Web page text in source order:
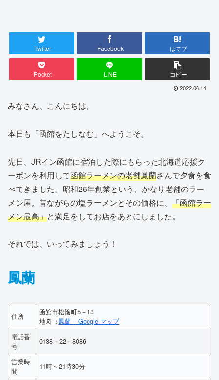
Twitter Facebook はてブ
Pocket LINE コピー
2022.06.14
みなさん、こんにちは。
本日も「函館をたしなむ」へようこそ。
先日、JRイン函館に宿泊した際にもらった北海道応援ク
ーポンを利用して函館ラーメンの老舗鳳蘭さんで夕食を食
べてきました。昭和25年創業という、かなり老舗のラー
メン屋。昔ながらの塩ラーメンとその価格に、 「函館ラー
メン最高」と満足をしてお店をあとにしました。
それでは、いってみましょう！
鳳蘭
住所
函館市松陰町5－13
地図→鳳蘭 – Google マップ
電話番
号
0138－22－8086
営業時
間
11時～21時30分